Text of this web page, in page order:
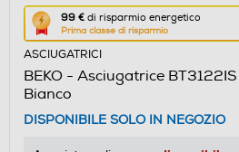
99 € di risparmio energetico
Prima classe di risparmio
Questa
azione
aprirà
il
Calcolatore
di
risparmio
ASCIUGATRICI
BEKO - Asciugatrice BT3122IS
Bianco
DISPONIBILE SOLO IN NEGOZIO